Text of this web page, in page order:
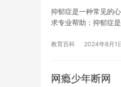
抑郁症是一种常见的
求专业帮助：抑郁症
教育百科 2024年8月1
网瘾少年断网